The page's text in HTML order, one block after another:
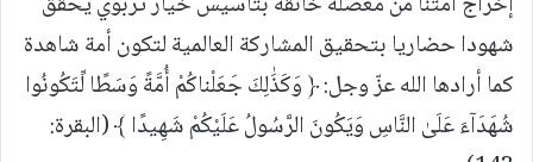
شهودا حضاريا بتحقيق المشاركة العالمية لتكون أمة شاهدة
كما أرادها الله عزّ وجل: ﴿ وَكَذَٰلِكَ جَعَلْناكُمْ أُمَّةً وَسَطًا لِّتَكُونُوا
شُهَدَآءَ عَلَىٰ النَّاسِ وَيَكُونَ الرَّسُولُ عَلَيْكُمْ شَهِيدًا ﴾ (البقرة: